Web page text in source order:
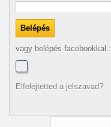
vagy belépés facebookkal :
Elfelejtetted a jelszavad?